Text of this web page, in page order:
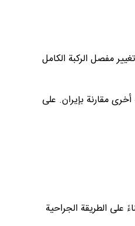
مفصل الركبة الكامل
السقف في دول آسيوية أخرى مقارنة بإيران. على
على الطريقة الجراحية